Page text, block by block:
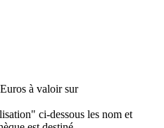
à valoir sur
ci-dessous les nom et